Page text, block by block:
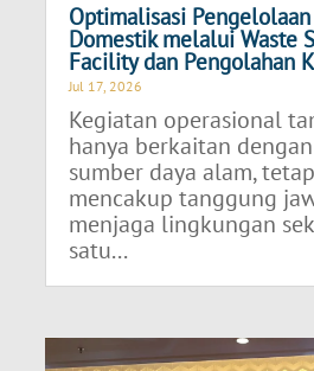
Optimalisasi
Domestik melalui Waste
Facility dan Pengolahan
Jul 17, 2026
Kegiatan operasional
hanya berkaitan
sumber daya alam,
mencakup tanggung
menjaga lingkungan
satu...